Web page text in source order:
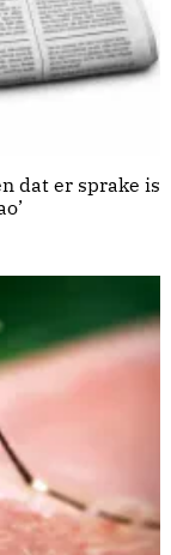
dat er sprake is